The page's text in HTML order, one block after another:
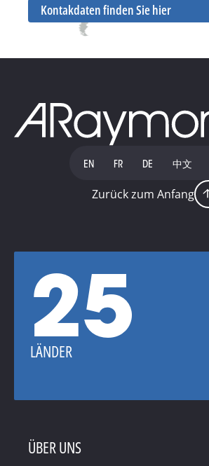
Kontakdaten finden Sie hier
EN FR DE 中文
Zurück zum Anfang
25
LÄNDER
ÜBER UNS